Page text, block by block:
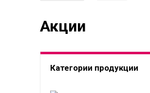
Акции
Категории продукции